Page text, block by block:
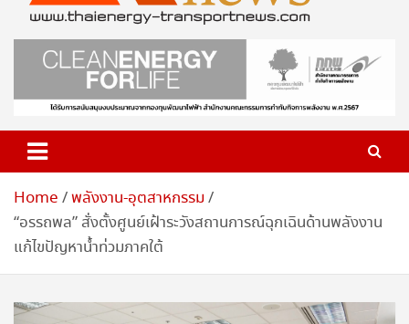
www.ten-news.com
ข่าวพลังงานและคมนาคม
Home พลังงาน-อุตสาหกรรม
“อรรถพล” สั่งตั้งศูนย์เฝ้าระวังสถานการณ์ฉุกเฉินด้านพลังงาน
แก้ไขปัญหาน้ำท่วมภาคใต้